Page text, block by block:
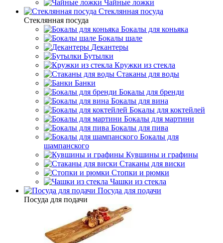
Чайные ложки
Стеклянная посуда
Стеклянная посуда
Бокалы для коньяка
Бокалы шале
Декантеры
Бутылки
Кружки из стекла
Стаканы для воды
Банки
Бокалы для бренди
Бокалы для вина
Бокалы для коктейлей
Бокалы для мартини
Бокалы для пива
Бокалы для
шампанского
Кувшины и графины
Стаканы для виски
Стопки и рюмки
Чашки из стекла
Посуда для подачи
Посуда для подачи